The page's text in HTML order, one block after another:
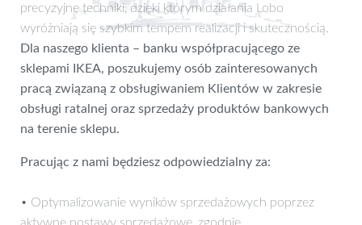
precyzyjne techniki, dzięki którym działania Lobo
wyróżniają się szybkim tempem realizacji i skutecznością.
Dla naszego klienta – banku współpracującego ze
sklepami IKEA, poszukujemy osób zainteresowanych
pracą związaną z obsługiwaniem Klientów w zakresie
obsługi ratalnej oraz sprzedaży produktów bankowych
na terenie sklepu.
Pracując z nami będziesz odpowiedzialny za:
• Optymalizowanie wyników sprzedażowych poprzez